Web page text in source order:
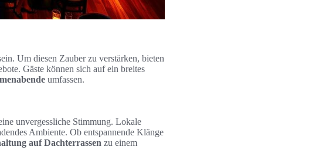
Um diesen Zauber zu verstärken, bieten
Gäste können sich auf ein breites
umfassen.
unvergessliche Stimmung. Lokale
Ambiente. Ob entspannende Klänge
auf Dachterrassen zu einem